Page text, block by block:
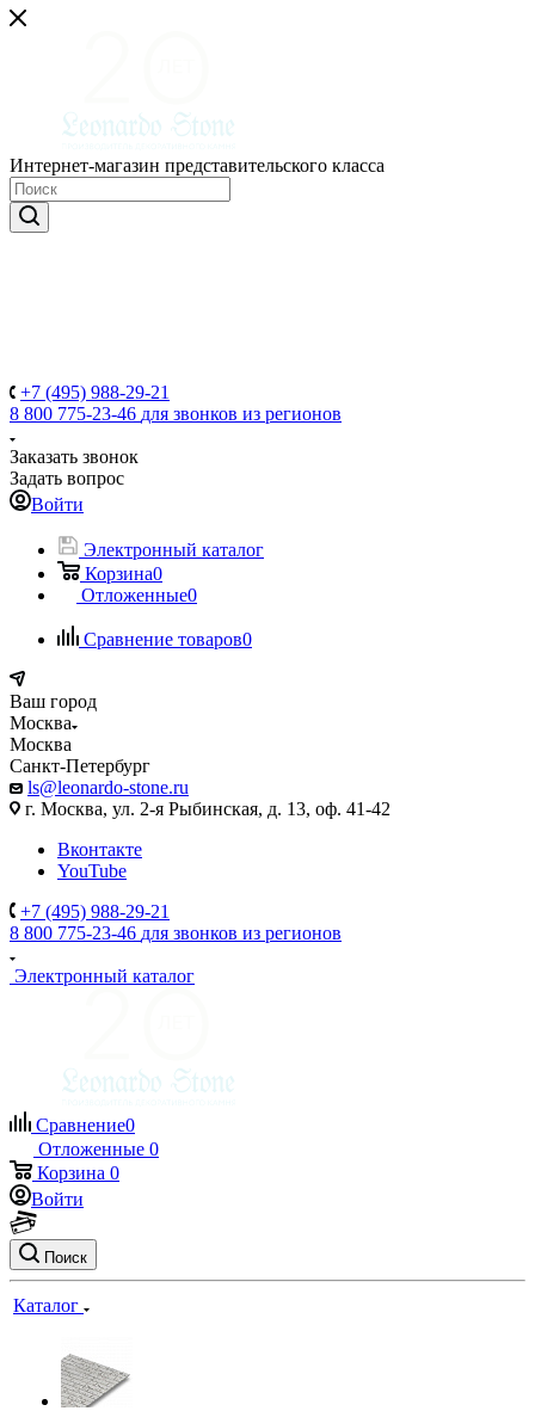
Интернет-магазин представительского класса
+7 (495) 988-29-21
8 800 775-23-46 для звонков из регионов
Заказать звонок
Задать вопрос
Войти
Электронный каталог
Корзина0
Отложенные0
Сравнение товаров0
Ваш город
Москва
Москва
Санкт-Петербург
ls@leonardo-stone.ru
г. Москва, ул. 2-я Рыбинская, д. 13, оф. 41-42
Вконтакте
YouTube
+7 (495) 988-29-21
8 800 775-23-46 для звонков из регионов
Электронный каталог
Сравнение0
Отложенные 0
Корзина 0
Войти
Поиск
Каталог